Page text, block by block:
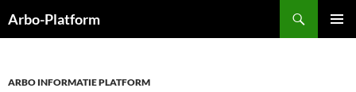
naar
Arbo-Platform
ARBO INFORMATIE PLATFORM